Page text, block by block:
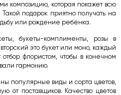
композицию, которая покажет всю
подарок приятно получать на
или рождение ребёнка.
букеты-комплименты, розы в
это букет или моно, каждый
флористом, чтобы в конечном
гармонию.
популярные виды и сорта цветов,
от поставщиков. Качество цветов